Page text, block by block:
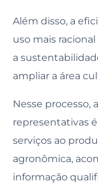
Além disso, a
uso mais
a
ampliar a área
Nesse processo,
representativas
serviços ao
agronômica,
informação